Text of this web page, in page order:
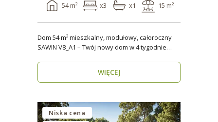
54 m² x3 x1 15 m²
Dom 54 m² mieszkalny, modułowy, całoroczny
SAWIN V8_A1 – Twój nowy dom w 4 tygodnie
WIĘCEJ
Niska cena